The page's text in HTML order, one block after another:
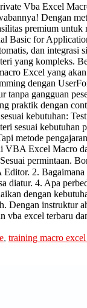
Vba Excel
Dengan
premium
for
dan
yang kompleks.
Excel yang
dengan
gangguan
dengan
kebutuhan:
sesuai
metode
VBA Excel Macro
permintaan.
2.
4. Apa
dengan
Dengan
vba excel terbaru
, training macro